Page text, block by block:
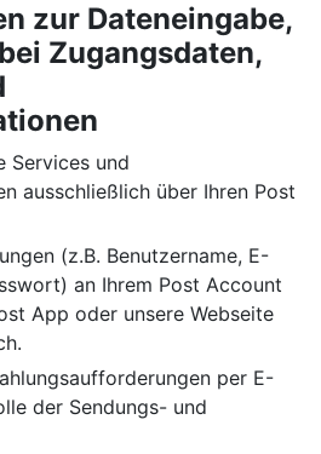
zur Dateneingabe,
Zugangsdaten,
Services und
ausschließlich über Ihren Post
(z.B. Benutzername, E-
an Ihrem Post Account
App oder unsere Webseite
per E-
der Sendungs- und